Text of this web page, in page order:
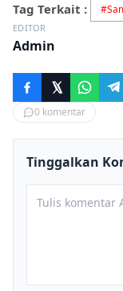
Tag Terkait : #
EDITOR
Admin
0 komentar
Tinggalkan